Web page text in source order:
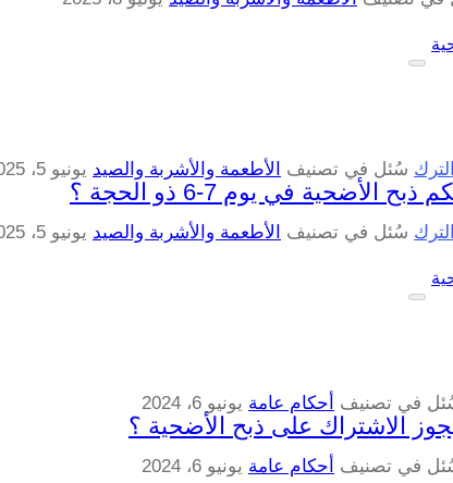
سُئل في تصنيف الأطعمة والأشربة والصيد يونيو 5، 2025
سُئل في تصنيف الأطعمة والأشربة والصيد يونيو 5، 2025
في تصنيف أحكام عامة يونيو 6، 2024
في تصنيف أحكام عامة يونيو 6، 2024